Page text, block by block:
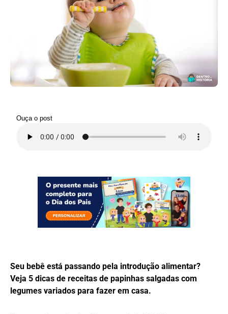
Ouça o post
Seu bebê está passando pela introdução alimentar?
Veja 5 dicas de receitas de papinhas salgadas com
legumes variados para fazer em casa.